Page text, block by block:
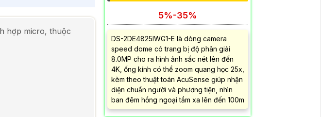
hợp micro, thuộc
5%-35%
DS-2DE4825IWG1-E là dòng camera
speed dome có trang bị độ phân giải
8.0MP cho ra hình ảnh sắc nét lên đến
4K, ống kính có thể zoom quang học 25x,
kèm theo thuật toán AcuSense giúp nhận
diện chuẩn người và phương tiện, nhìn
ban đêm hồng ngoại tầm xa lên đến 100m